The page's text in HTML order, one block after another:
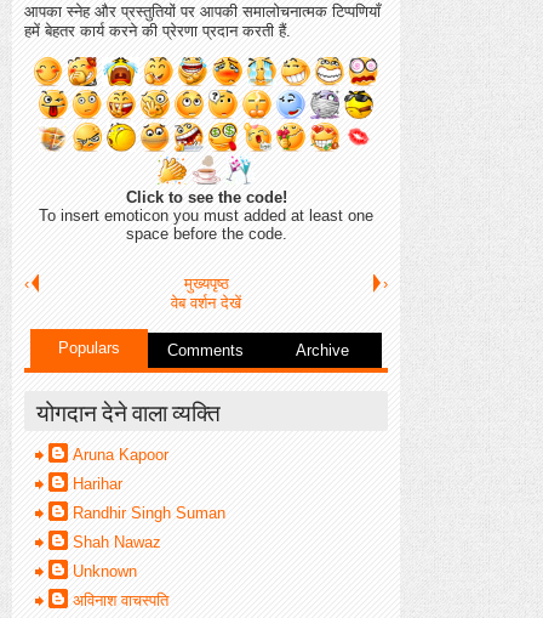
आपका स्नेह और प्रस्तुतियों पर आपकी समालोचनात्मक टिप्पणियाँ
हमें बेहतर कार्य करने की प्रेरणा प्रदान करती हैं.
Click to see the code!
To insert emoticon you must added at least one
space before the code.
‹ ›
मुख्यपृष्ठ
वेब वर्शन देखें
Populars Comments Archive
योगदान देने वाला व्यक्ति
Aruna Kapoor
Harihar
Randhir Singh Suman
Shah Nawaz
Unknown
अविनाश वाचस्पति